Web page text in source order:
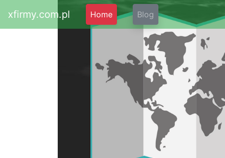
xfirmy.com.pl Home Blog